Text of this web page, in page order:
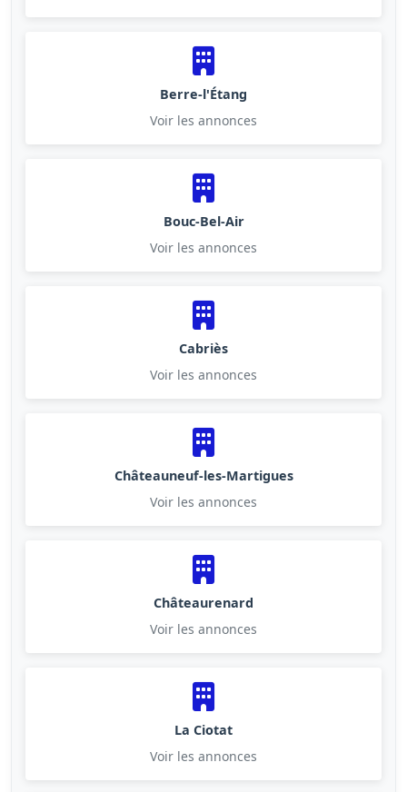
Berre-l'Étang
Voir les annonces
Bouc-Bel-Air
Voir les annonces
Cabriès
Voir les annonces
Châteauneuf-les-Martigues
Voir les annonces
Châteaurenard
Voir les annonces
La Ciotat
Voir les annonces